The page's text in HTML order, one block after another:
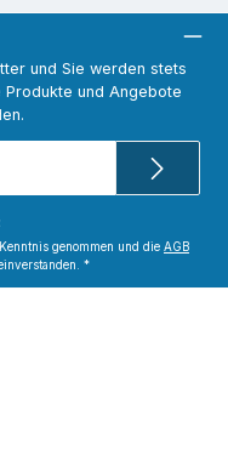
und Sie werden stets
und Angebote
genommen und die AGB
*